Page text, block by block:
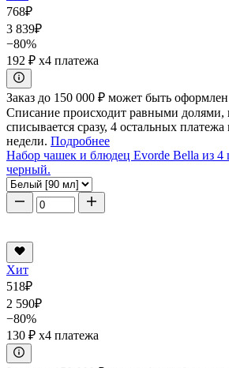
768₽
3 839₽
−80%
192 ₽ x4 платежа
Заказ до 150 000 ₽ может быть
Списание происходит равными долями,
списывается сразу, 4 остальных
недели. Подробнее
Набор чашек и блюдец Evorde Bella из
черный.
Хит
518₽
2 590₽
−80%
130 ₽ x4 платежа